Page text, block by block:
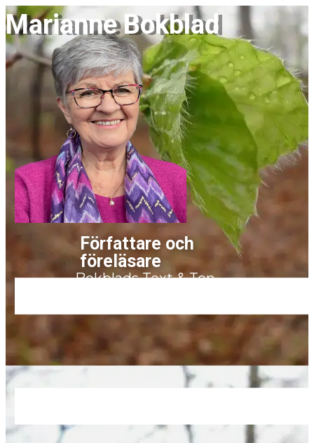
Marianne Bokblad
Författare och
fö​reläsare
Bokblads Text & Ton